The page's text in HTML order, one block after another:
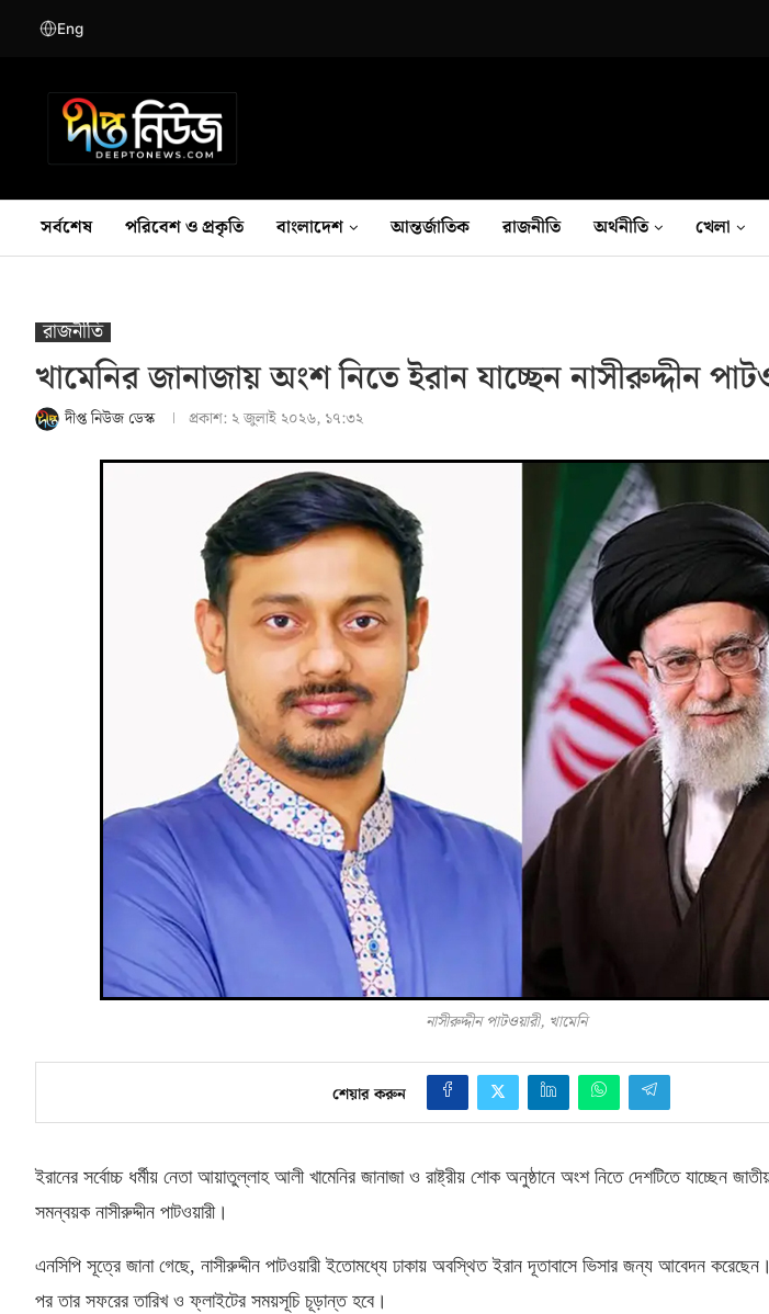
Eng
সর্বশেষ পরিবেশ ও প্রকৃতি বাংলাদেশ আন্তর্জাতিক রাজনীতি অর্থনীতি খেলা
রাজনীতি
খামেনির জানাজায় অংশ নিতে ইরান যাচ্ছেন নাসীরুদ্দীন
দীপ্ত নিউজ ডেস্ক প্রকাশ: ২ জুলাই ২০২৬, ১৭:৩২
নাসীরুদ্দীন পাটওয়ারী, খামেনি
শেয়ার করুন
ইরানের সর্বোচ্চ ধর্মীয় নেতা আয়াতুল্লাহ আলী খামেনির জানাজা ও রাষ্ট্রীয় শোক অনুষ্ঠানে অংশ নিতে দেশটিতে যাচ্ছেন জাতীয়
সমন্বয়ক নাসীরুদ্দীন পাটওয়ারী।
এনসিপি সূত্রে জানা গেছে, নাসীরুদ্দীন পাটওয়ারী ইতোমধ্যে ঢাকায় অবস্থিত ইরান দূতাবাসে ভিসার জন্য আবেদন
পর তার সফরের তারিখ ও ফ্লাইটের সময়সূচি চূড়ান্ত হবে।